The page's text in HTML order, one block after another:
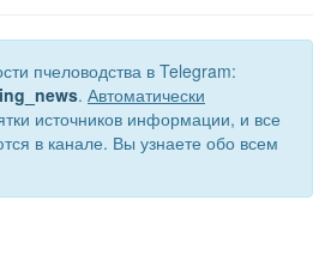
пчеловодства в Telegram:
. Автоматически
источников информации, и все
в канале. Вы узнаете обо всем